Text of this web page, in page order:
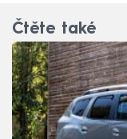
Čtěte také